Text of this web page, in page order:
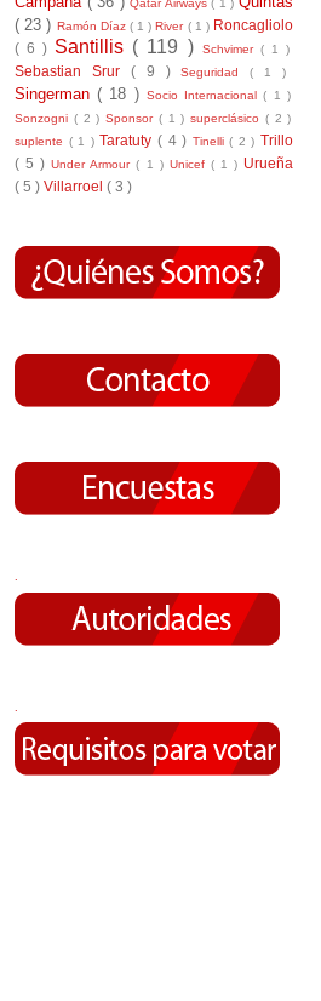
Qatar Airways( 1 )
( 23 ) Ramón Díaz ( 1 )River ( 1 ) Roncagliolo
( 6 ) Santillis ( 119 ) Schvimer ( 1 )
Sebastian Srur ( 9 )Seguridad( 1 )
Singerman( 18 ) Socio Internacional( 1 )
Sonzogni ( 2 ) Sponsor ( 1 ) superclásico ( 2 )
suplente ( 1 ) Taratuty ( 4 ) Tinelli( 2 ) Trillo
( 5 )Under Armour( 1 ) Unicef ( 1 ) Urueña
( 5 ) Villarroel ( 3 )